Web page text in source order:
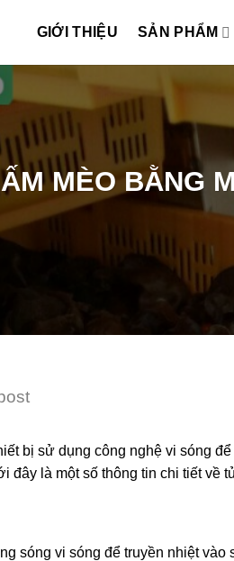
GIỚI THIỆU SẢN PHẨM
MÈO BẰNG
bị sử dụng công nghệ vi sóng
đây là một số thông tin chi tiết về
sóng vi sóng để truyền nhiệt